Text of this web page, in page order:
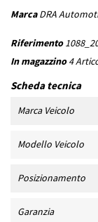
Marca DRA
Riferimento
In magazzino 4
Scheda tecnica
Marca Veicolo
Modello Veicolo
Posizionamento
Garanzia